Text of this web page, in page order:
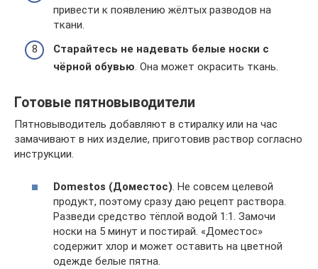
привести к появлению жёлтых разводов на
ткани.
Старайтесь не надевать белые носки с
чёрной обувью. Она может окрасить ткань.
Готовые пятновыводители
Пятновыводитель добавляют в стиралку или на час
замачивают в них изделие, приготовив раствор согласно
инструкции.
Domestos (Доместос). Не совсем целевой
продукт, поэтому сразу даю рецепт раствора.
Разведи средство тёплой водой 1:1. Замочи
носки на 5 минут и постирай. «Доместос»
содержит хлор и может оставить на цветной
одежде белые пятна.